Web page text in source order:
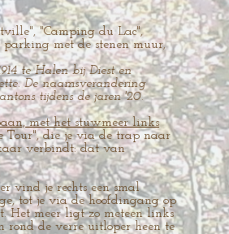
"Camping du Lac",
parking met de stenen muur,
te Halen bij Diest en
De naamsverandering
tijdens de jaren '20.
met het stuwmeer links
Tour", die je via de trap naar
verbindt: dat van
vind je rechts een smal
tot je via de hoofdingang op
Het meer ligt zo meteen links
rond de verre uitloper heen te